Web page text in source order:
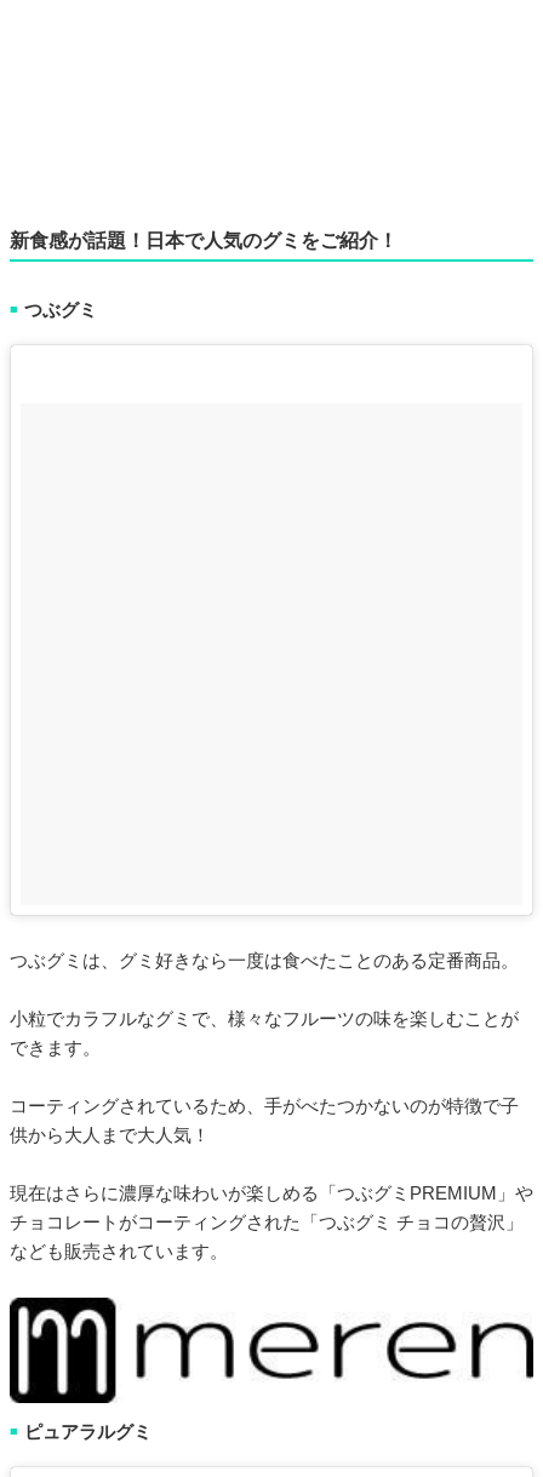
新食感が話題！日本で人気のグミをご紹介！
■ つぶグミ
つぶグミは、グミ好きなら一度は食べたことのある定番商品。
小粒でカラフルなグミで、様々なフルーツの味を楽しむことが
できます。
コーティングされているため、手がべたつかないのが特徴で子
供から大人まで大人気！
現在はさらに濃厚な味わいが楽しめる「つぶグミPREMIUM」や
チョコレートがコーティングされた「つぶグミ チョコの贅沢」
なども販売されています。
■ ピュアラルグミ